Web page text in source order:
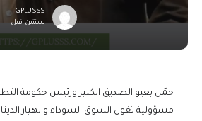
GPLUSSS
سنتين قبل
حمّل بعيو الصديق الكبير ورئيس حكومة
مسؤولية تغول السوق السوداء وانهيار